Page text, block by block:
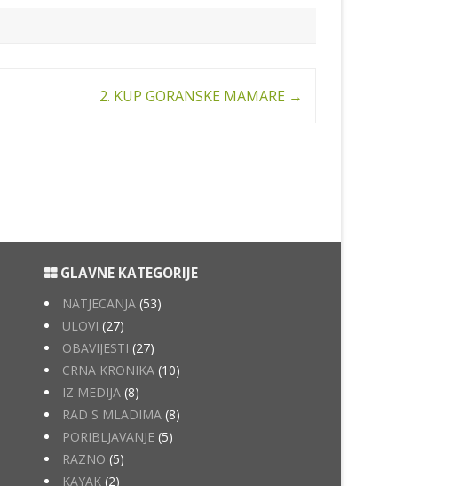
2. KUP GORANSKE MAMARE →
GLAVNE KATEGORIJE
NATJECANJA(53)
ULOVI (27)
OBAVIJESTI (27)
CRNA KRONIKA(10)
IZ MEDIJA(8)
RAD S MLADIMA(8)
PORIBLJAVANJE(5)
RAZNO (5)
KAYAK(2)